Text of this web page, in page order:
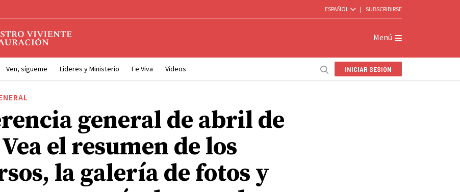
ESPAÑOL | SUBSCRIBIRSE
Menú
Ven, sígueme Líderes y Ministerio Fe Viva Videos INICIAR SESIÓN
general de abril de
el resumen de los
la galería de fotos y